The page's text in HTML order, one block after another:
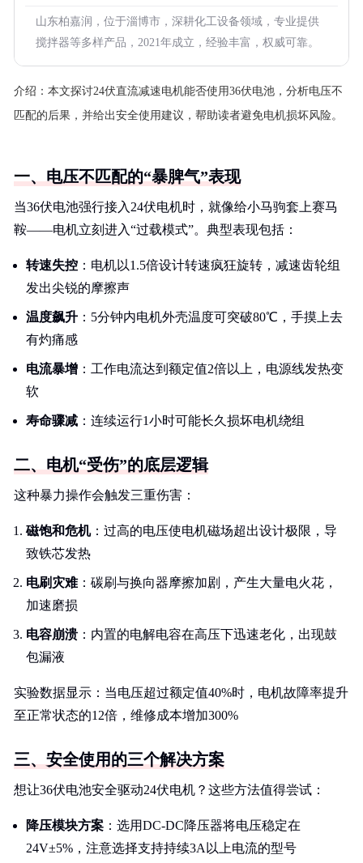
山东柏嘉润，位于淄博市，深耕化工设备领域，专业提供
搅拌器等多样产品，2021年成立，经验丰富，权威可靠。
介绍： 本文探讨24伏直流减速电机能否使用36伏电池，分析电压不
匹配的后果，并给出安全使用建议，帮助读者避免电机损坏风险。
一、电压不匹配的“暴脾气”表现
当36伏电池强行接入24伏电机时，就像给小马驹套上赛马
鞍——电机立刻进入“过载模式”。典型表现包括：
转速失控 ：电机以1.5倍设计转速疯狂旋转，减速齿轮组
发出尖锐的摩擦声
温度飙升 ：5分钟内电机外壳温度可突破80℃，手摸上去
有灼痛感
电流暴增 ：工作电流达到额定值2倍以上，电源线发热变
软
寿命骤减 ：连续运行1小时可能长久损坏电机绕组
二、电机“受伤”的底层逻辑
这种暴力操作会触发三重伤害：
磁饱和危机：过高的电压使电机磁场超出设计极限，导
致铁芯发热
电刷灾难：碳刷与换向器摩擦加剧，产生大量电火花，
加速磨损
电容崩溃：内置的电解电容在高压下迅速老化，出现鼓
包漏液
实验数据显示：当电压超过额定值40%时，电机故障率提升
至正常状态的12倍，维修成本增加300%
三、安全使用的三个解决方案
想让36伏电池安全驱动24伏电机？这些方法值得尝试：
降压模块方案 ：选用DC-DC降压器将电压稳定在
24V±5%，注意选择支持持续3A以上电流的型号